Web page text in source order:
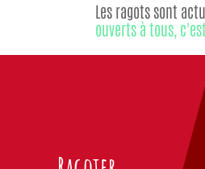
Les ragots sont
ouverts à tous,